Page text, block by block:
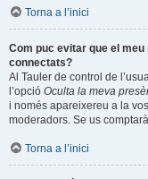
Torna a l’inici
Com puc evitar que el meu
connectats?
Al Tauler de control de
l’opció Oculta la meva
i només apareixereu a la
moderadors. Se us
Torna a l’inici